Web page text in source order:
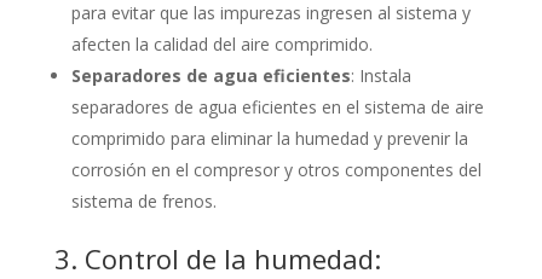
para evitar que las impurezas ingresen al sistema y
afecten la calidad del aire comprimido.
Separadores de agua eficientes: Instala
separadores de agua eficientes en el sistema de aire
comprimido para eliminar la humedad y prevenir la
corrosión en el compresor y otros componentes del
sistema de frenos.
3. Control de la humedad: